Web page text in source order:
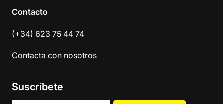
Contacto
(+34) 623 75 44 74
Contacta con nosotros
Suscríbete